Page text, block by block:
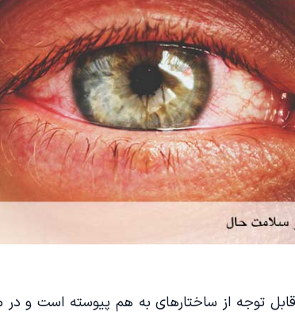
توجه از ساختارهای به هم پیوسته است و در